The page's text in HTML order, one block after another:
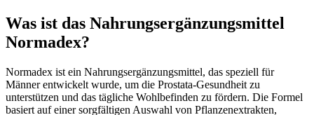
Was ist das Nahrungsergänzungsmittel
Normadex?
Normadex ist ein Nahrungsergänzungsmittel, das speziell für
Männer entwickelt wurde, um die Prostata-Gesundheit zu
unterstützen und das tägliche Wohlbefinden zu fördern. Die Formel
basiert auf einer sorgfältigen Auswahl von Pflanzenextrakten,